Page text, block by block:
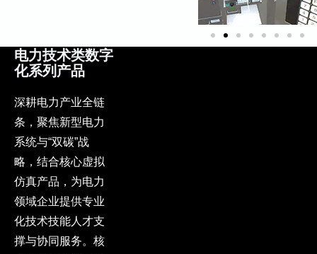
电力技术类数字
化系列产品
深耕电力产业全链
条，聚焦新型电力
系统与“双碳”战
略，结合核心虚拟
仿真产品，为电力
领域企业提供专业
化技术技能人才支
撑与协同服务。核